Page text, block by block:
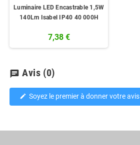
Luminaire LED Encastrable 1,5W
140Lm Isabel IP40 40 000H
7,38 €
chat Avis (0)
edit Soyez le premier à donner votre avis